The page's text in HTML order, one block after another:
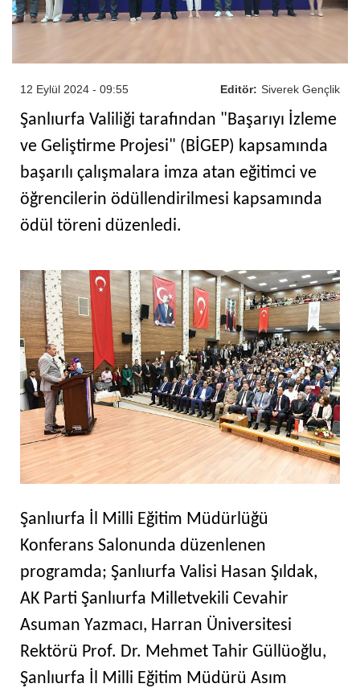
Editör: Siverek Gençlik
12 Eylül 2024 - 09:55
Şanlıurfa Valiliği tarafından "Başarıyı İzleme
ve Geliştirme Projesi" (BİGEP) kapsamında
başarılı çalışmalara imza atan eğitimci ve
öğrencilerin ödüllendirilmesi kapsamında
ödül töreni düzenledi.
Şanlıurfa İl Milli Eğitim Müdürlüğü
Konferans Salonunda düzenlenen
programda; Şanlıurfa Valisi Hasan Şıldak,
AK Parti Şanlıurfa Milletvekili Cevahir
Asuman Yazmacı, Harran Üniversitesi
Rektörü Prof. Dr. Mehmet Tahir Güllüoğlu,
Şanlıurfa İl Milli Eğitim Müdürü Asım